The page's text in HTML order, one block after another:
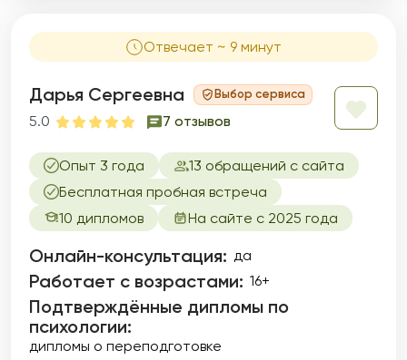
Отвечает ~ 9 минут
Дарья Сергеевна Выбор сервиса
5.0 7 отзывов
Опыт 3 года
13 обращений с сайта
Бесплатная пробная встреча
10 дипломов
На сайте с 2025 года
Онлайн-консультация: да
Работает с возрастами: 16+
Подтверждённые дипломы по
психологии:
дипломы о переподготовке